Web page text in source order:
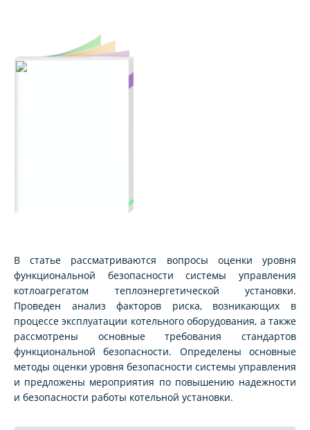
В статье рассматриваются вопросы оценки уровня
функциональной безопасности системы управления
котлоагрегатом теплоэнергетической установки.
Проведен анализ факторов риска, возникающих в
процессе эксплуатации котельного оборудования, а также
рассмотрены основные требования стандартов
функциональной безопасности. Определены основные
методы оценки уровня безопасности системы управления
и предложены мероприятия по повышению надежности
и безопасности работы котельной установки.